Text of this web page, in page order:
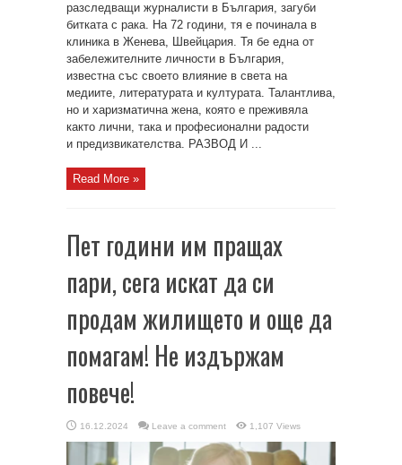
разследващи журналисти в България, загуби
битката с рака. На 72 години, тя е починала в
клиника в Женева, Швейцария. Тя бе една от
забележителните личности в България,
известна със своето влияние в света на
медиите, литературата и културата. Талантлива,
но и харизматична жена, която е преживяла
както лични, така и професионални радости
и предизвикателства. РАЗВОД И ...
Read More »
Пет години им пращах
пари, сега искат да си
продам жилището и още да
помагам! Не издържам
повече!
16.12.2024 Leave a comment 1,107 Views